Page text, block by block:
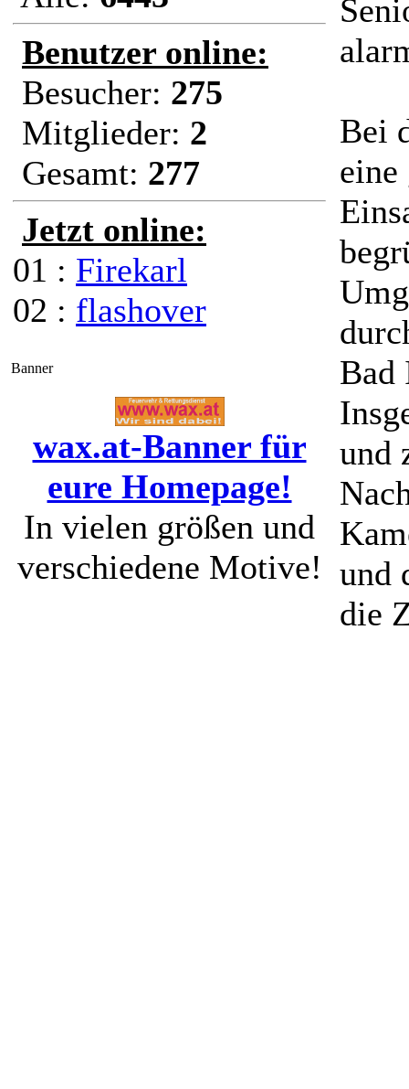
Benutzer online:
Besucher: 275
Mitglieder: 2
Gesamt: 277
Jetzt online:
01 : Firekarl
02 : flashover
Banner
wax.at-Banner für
eure Homepage!
In vielen größen und
verschiedene Motive!
Bei
eine
Bad
und
und
die